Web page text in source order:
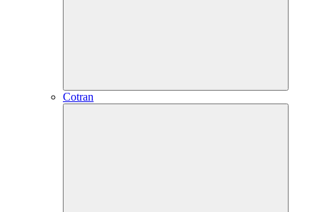
Cotran